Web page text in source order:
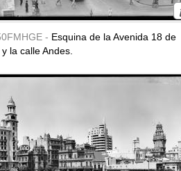
- Esquina de la Avenida 18 de
la calle Andes.